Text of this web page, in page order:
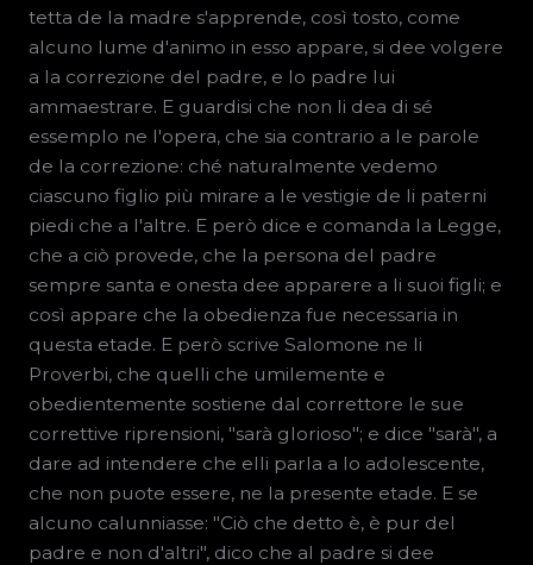
tetta de la madre s'apprende, così tosto, come
alcuno lume d'animo in esso appare, si dee volgere
a la correzione del padre, e lo padre lui
ammaestrare. E guardisi che non li dea di sé
essemplo ne l'opera, che sia contrario a le parole
de la correzione: ché naturalmente vedemo
ciascuno figlio più mirare a le vestigie de li paterni
piedi che a l'altre. E però dice e comanda la Legge,
che a ciò provede, che la persona del padre
sempre santa e onesta dee apparere a li suoi figli; e
così appare che la obedienza fue necessaria in
questa etade. E però scrive Salomone ne li
Proverbi, che quelli che umilemente e
obedientemente sostiene dal correttore le sue
correttive riprensioni, "sarà glorioso"; e dice "sarà", a
dare ad intendere che elli parla a lo adolescente,
che non puote essere, ne la presente etade. E se
alcuno calunniasse: "Ciò che detto è, è pur del
padre e non d'altri", dico che al padre si dee